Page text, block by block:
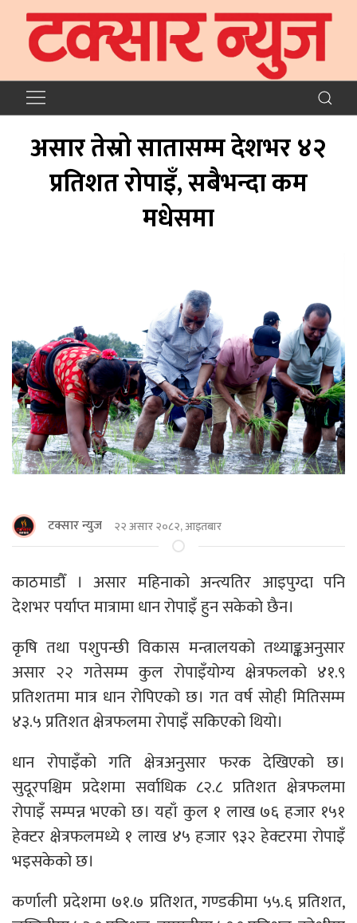
असार तेस्रो सातासम्म देशभर ४२
प्रतिशत रोपाइँ, सबैभन्दा कम
मधेसमा
टक्सार न्युज २२ असार २०८२, आइतबार
काठमाडौँ । असार महिनाको अन्त्यतिर आइपुग्दा पनि
देशभर पर्याप्त मात्रामा धान रोपाइँ हुन सकेकाे छैन।
कृषि तथा पशुपन्छी विकास मन्त्रालयको तथ्याङ्कअनुसार
असार २२ गतेसम्म कुल रोपाइँयोग्य क्षेत्रफलको ४१.९
प्रतिशतमा मात्र धान रोपिएको छ। गत वर्ष सोही मितिसम्म
४३.५ प्रतिशत क्षेत्रफलमा रोपाइँ सकिएको थियो।
धान रोपाइँको गति क्षेत्रअनुसार फरक देखिएको छ।
सुदूरपश्चिम प्रदेशमा सर्वाधिक ८२.८ प्रतिशत क्षेत्रफलमा
रोपाइँ सम्पन्न भएको छ। यहाँ कुल १ लाख ७६ हजार १५१
हेक्टर क्षेत्रफलमध्ये १ लाख ४५ हजार ९३२ हेक्टरमा रोपाइँ
भइसकेको छ।
कर्णाली प्रदेशमा ७१.७ प्रतिशत, गण्डकीमा ५५.६ प्रतिशत,